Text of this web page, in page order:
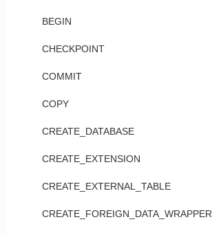
BEGIN
CHECKPOINT
COMMIT
COPY
CREATE_DATABASE
CREATE_EXTENSION
CREATE_EXTERNAL_TABLE
CREATE_FOREIGN_DATA_WRAPPER